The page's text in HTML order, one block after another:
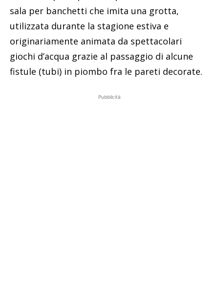
sala per banchetti che imita una grotta,
utilizzata durante la stagione estiva e
originariamente animata da spettacolari
giochi d’acqua grazie al passaggio di alcune
fistule (tubi) in piombo fra le pareti decorate.
Pubblicità